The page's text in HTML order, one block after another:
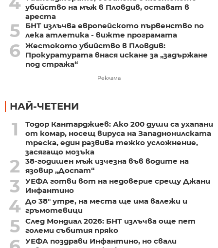
убийство на мъж в Пловдив, остават в
ареста
5
БНТ излъчва европейското първенство по
лека атлетика - вижте програмата
6 Жестокото убийство в Пловдив:
Прокуратурата внася искане за „задържане
под стража“
Реклама
НАЙ-ЧЕТЕНИ
1
Тодор Кантарджиев: Ако 200 души са ухапани
от комар, носещ вируса на Западнонилската
треска, един развива тежко усложнение,
засягащо мозъка
2
38-годишен мъж изчезна във водите на
язовир „Доспат“
3
УЕФА готви вот на недоверие срещу Джани
Инфантино
4 До 38° утре, на места ще има валежи и
гръмотевици
5 След Мондиал 2026: БНТ излъчва още пет
големи събития пряко
УЕФА поздрави Инфантино, но свали